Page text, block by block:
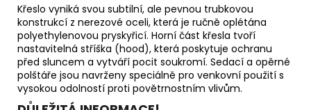
Křeslo vyniká svou subtilní, ale pevnou trubkovou
konstrukcí z nerezové oceli, která je ručně oplétána
polyethylenovou pryskyřicí. Horní část křesla tvoří
nastavitelná stříška (hood), která poskytuje ochranu
před sluncem a vytváří pocit soukromí. Sedací a opěrné
polštáře jsou navrženy speciálně pro venkovní použití s
vysokou odolností proti povětrnostním vlivům.